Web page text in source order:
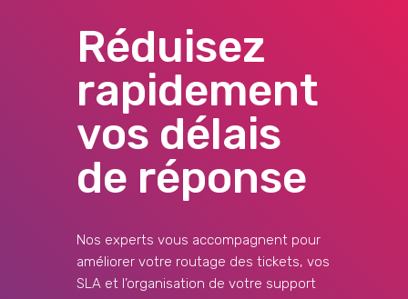
Réduisez
rapidement
vos délais
de réponse
Nos experts vous accompagnent pour
améliorer votre routage des tickets, vos
SLA et l’organisation de votre support